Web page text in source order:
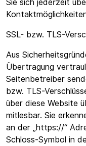
SSL- bzw. TLS-
Aus
Übertragung
Seitenbetreiber
bzw. TLS-
über diese Website
mitlesbar. Sie
an der „https://“
Schloss-Symbol in